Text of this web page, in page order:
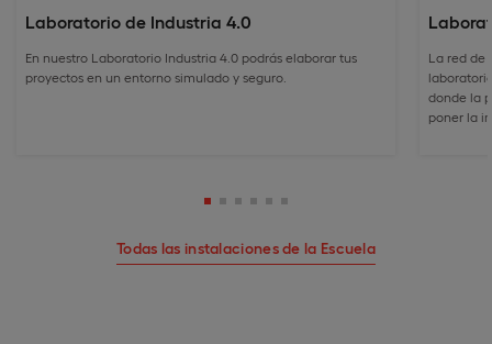
Laboratorio de Industria 4.0
En nuestro Laboratorio Industria 4.0 podrás elaborar tus
proyectos en un entorno simulado y seguro.
La red de
donde la
poner la
Todas las instalaciones de la Escuela